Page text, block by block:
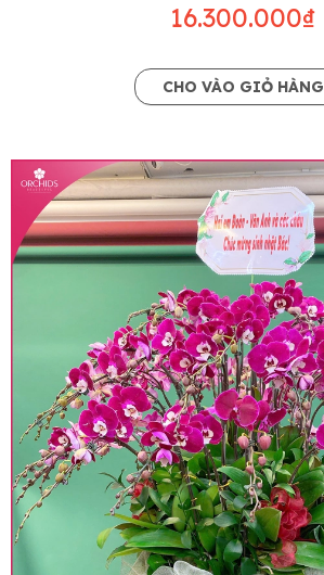
16.300.000₫
CHO VÀO GIỎ HÀNG